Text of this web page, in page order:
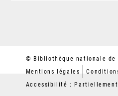
© Bibliothèque nationale de
Mentions légales
Accessibilité :